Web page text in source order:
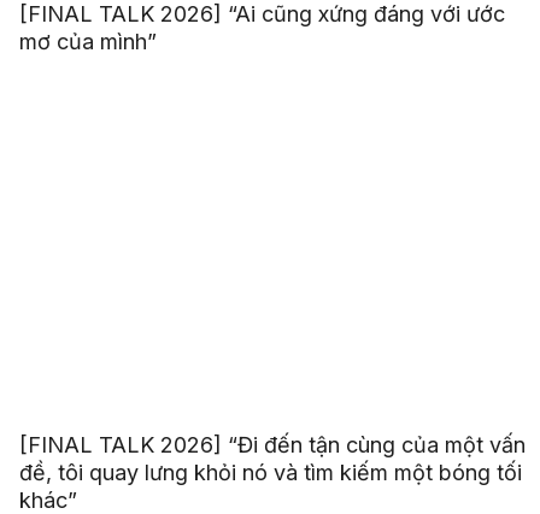
[FINAL TALK 2026] “Ai cũng xứng đáng với ước
mơ của mình”
[FINAL TALK 2026] “Đi đến tận cùng của một vấn
đề, tôi quay lưng khỏi nó và tìm kiếm một bóng tối
khác”